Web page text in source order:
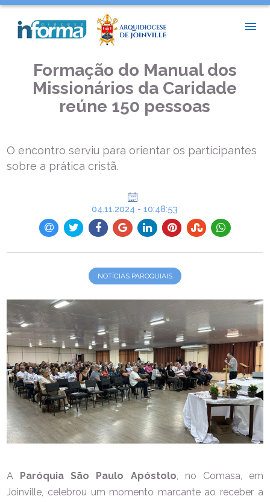
FORMAÇÃO DO MANUAL DOS MISSIONÁRIOS DA CARIDADE
Formação do Manual dos
Missionários da Caridade
reúne 150 pessoas
O encontro serviu para orientar os participantes
sobre a prática cristã.
04.11.2024 - 10:48:53
NOTÍCIAS PAROQUIAIS
A Paróquia São Paulo Apóstolo, no Comasa, em
Joinville, celebrou um momento marcante ao receber a